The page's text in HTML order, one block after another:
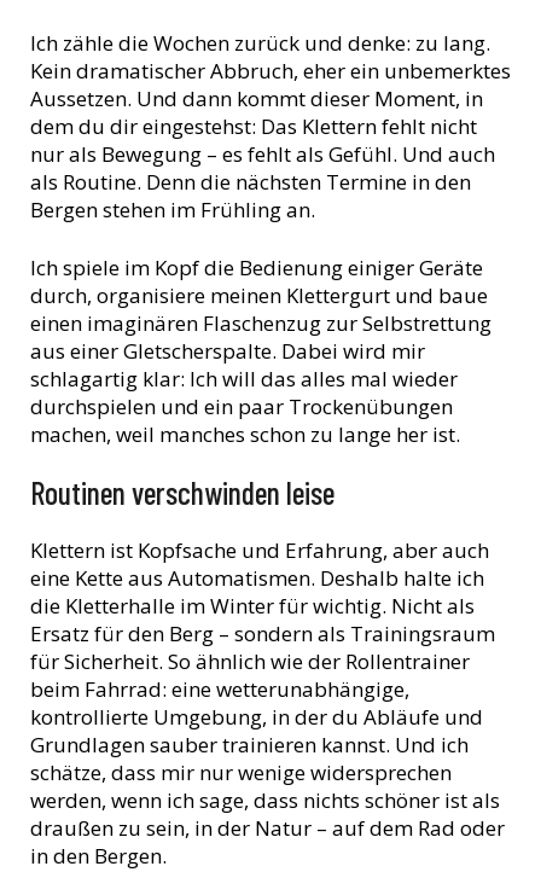
Ich zähle die Wochen zurück und denke: zu lang.
Kein dramatischer Abbruch, eher ein unbemerktes
Aussetzen. Und dann kommt dieser Moment, in
dem du dir eingestehst: Das Klettern fehlt nicht
nur als Bewegung – es fehlt als Gefühl. Und auch
als Routine. Denn die nächsten Termine in den
Bergen stehen im Frühling an.
Ich spiele im Kopf die Bedienung einiger Geräte
durch, organisiere meinen Klettergurt und baue
einen imaginären Flaschenzug zur Selbstrettung
aus einer Gletscherspalte. Dabei wird mir
schlagartig klar: Ich will das alles mal wieder
durchspielen und ein paar Trockenübungen
machen, weil manches schon zu lange her ist.
Routinen verschwinden leise
Klettern ist Kopfsache und Erfahrung, aber auch
eine Kette aus Automatismen. Deshalb halte ich
die Kletterhalle im Winter für wichtig. Nicht als
Ersatz für den Berg – sondern als Trainingsraum
für Sicherheit. So ähnlich wie der Rollentrainer
beim Fahrrad: eine wetterunabhängige,
kontrollierte Umgebung, in der du Abläufe und
Grundlagen sauber trainieren kannst. Und ich
schätze, dass mir nur wenige widersprechen
werden, wenn ich sage, dass nichts schöner ist als
draußen zu sein, in der Natur – auf dem Rad oder
in den Bergen.